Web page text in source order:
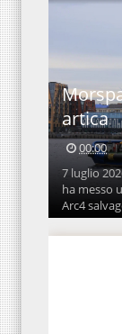
artica
00:00
7 luglio
ha messo
Arc4